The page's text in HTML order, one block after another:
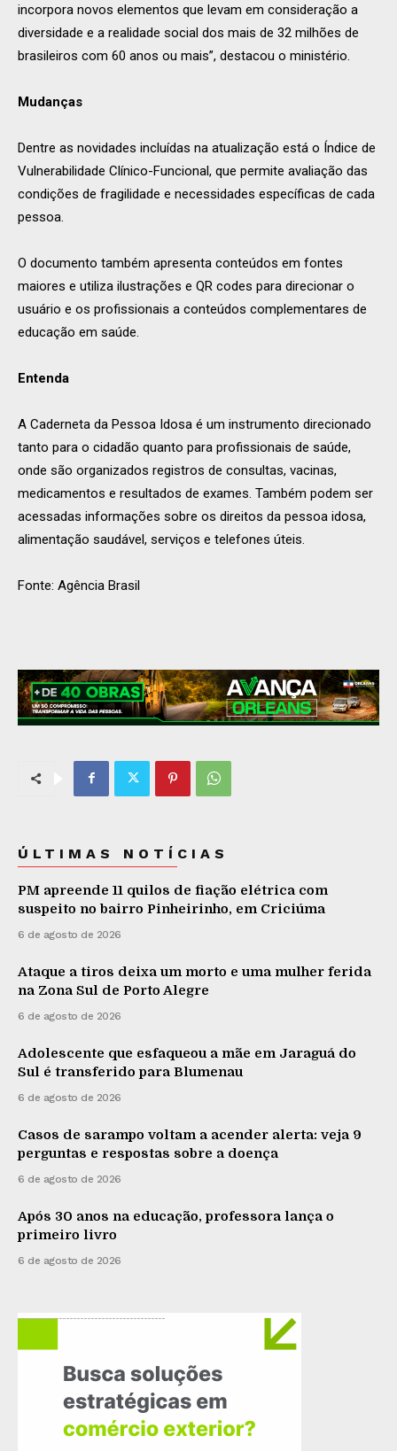
incorpora novos elementos que levam em consideração a
diversidade e a realidade social dos mais de 32 milhões de
brasileiros com 60 anos ou mais”, destacou o ministério.
Mudanças
Dentre as novidades incluídas na atualização está o Índice de
Vulnerabilidade Clínico-Funcional, que permite avaliação das
condições de fragilidade e necessidades específicas de cada
pessoa.
O documento também apresenta conteúdos em fontes
maiores e utiliza ilustrações e QR codes para direcionar o
usuário e os profissionais a conteúdos complementares de
educação em saúde.
Entenda
A Caderneta da Pessoa Idosa é um instrumento direcionado
tanto para o cidadão quanto para profissionais de saúde,
onde são organizados registros de consultas, vacinas,
medicamentos e resultados de exames. Também podem ser
acessadas informações sobre os direitos da pessoa idosa,
alimentação saudável, serviços e telefones úteis.
Fonte: Agência Brasil
ÚLTIMAS NOTÍCIAS
PM apreende 11 quilos de fiação elétrica com
suspeito no bairro Pinheirinho, em Criciúma
6 de agosto de 2026
Ataque a tiros deixa um morto e uma mulher ferida
na Zona Sul de Porto Alegre
6 de agosto de 2026
Adolescente que esfaqueou a mãe em Jaraguá do
Sul é transferido para Blumenau
6 de agosto de 2026
Casos de sarampo voltam a acender alerta: veja 9
perguntas e respostas sobre a doença
6 de agosto de 2026
Após 30 anos na educação, professora lança o
primeiro livro
6 de agosto de 2026